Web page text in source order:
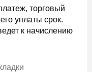
торговый
уплаты срок.
к начислению